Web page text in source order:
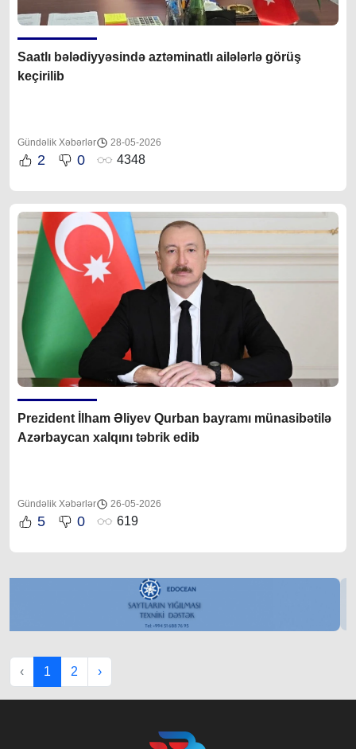
Saatlı bələdiyyəsində aztəminatlı ailələrlə görüş
keçirilib
Gündəlik Xəbərlər 28-05-2026
2 0 4348
Prezident İlham Əliyev Qurban bayramı münasibətilə
Azərbaycan xalqını təbrik edib
Gündəlik Xəbərlər 26-05-2026
5 0 619
‹ 1 2 ›